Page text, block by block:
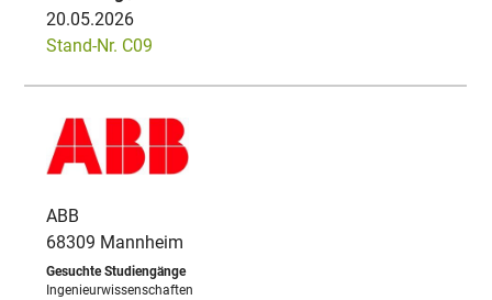
20.05.2026
Stand-Nr. C09
ABB
68309 Mannheim
Ingenieurwissenschaften